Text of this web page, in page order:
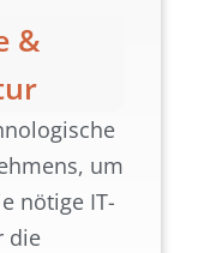
&
um
nötige IT-
die